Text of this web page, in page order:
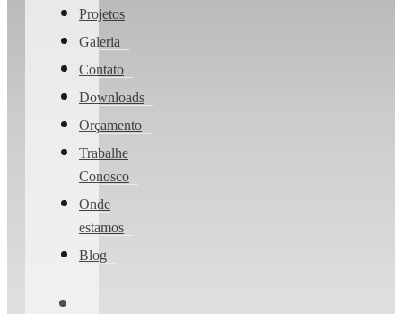
Projetos
Galeria
Contato
Downloads
Orçamento
Trabalhe
Conosco
Onde
estamos
Blog